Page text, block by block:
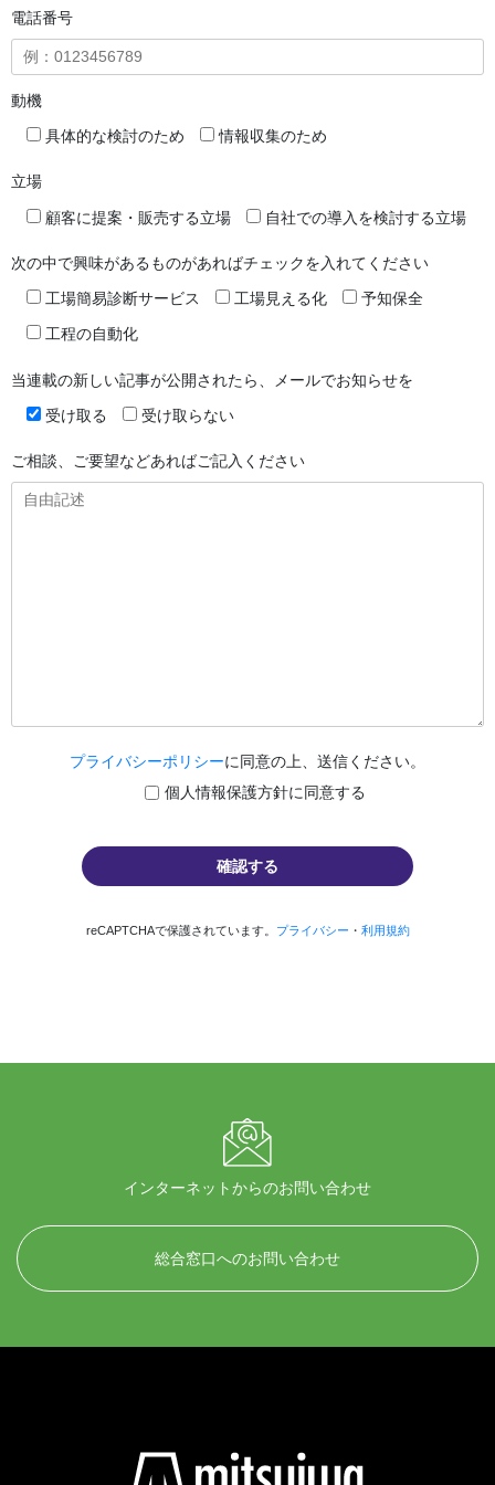
電話番号
動機
具体的な検討のため 情報収集のため
立場
顧客に提案・販売する立場 自社での導入を検討する立場
次の中で興味があるものがあればチェックを入れてください
工場簡易診断サービス 工場見える化 予知保全
工程の自動化
当連載の新しい記事が公開されたら、メールでお知らせを
受け取る 受け取らない
ご相談、ご要望などあればご記入ください
プライバシーポリシーに同意の上、送信ください。
個人情報保護方針に同意する
reCAPTCHAで保護されています。 プライバシー ・ 利用規約
インターネットからのお問い合わせ
総合窓口へのお問い合わせ